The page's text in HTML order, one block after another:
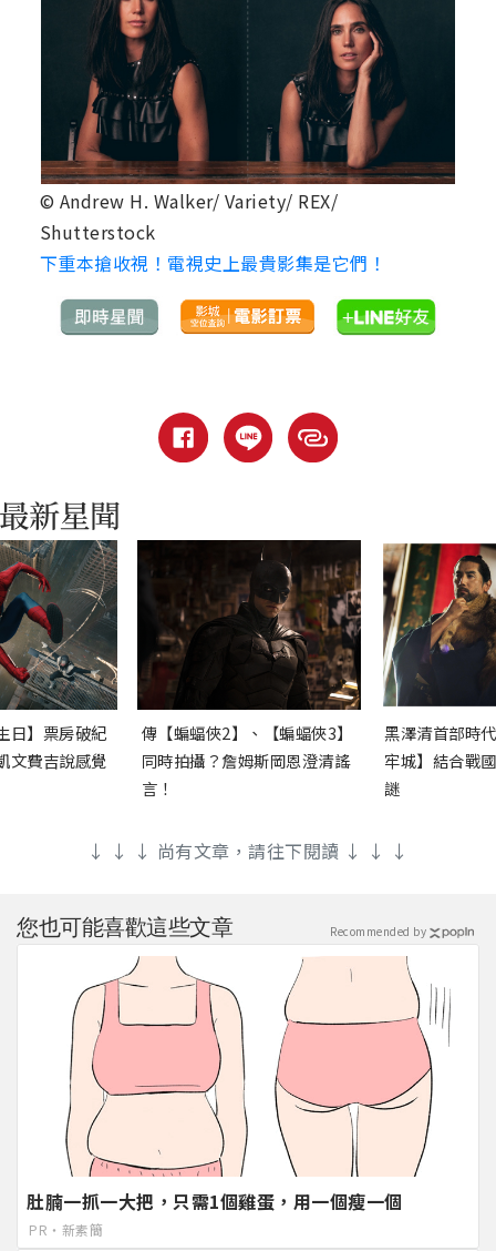
© Andrew H. Walker/ Variety/ REX/
Shutterstock
下重本搶收視！電視史上最貴影集是它們！
日】票房破紀
文費吉說感覺
傳【蝙蝠俠2】、【蝙蝠俠3】
同時拍攝？詹姆斯岡恩澄清謠
言！
黑澤清首部時
牢城】結合戰
謎
↓ ↓ ↓ 尚有文章，請往下閱讀 ↓ ↓ ↓
您也可能喜歡這些文章
肚腩一抓一大把，只需1個雞蛋，用一個瘦一個
PR・新素簡
Recommended by